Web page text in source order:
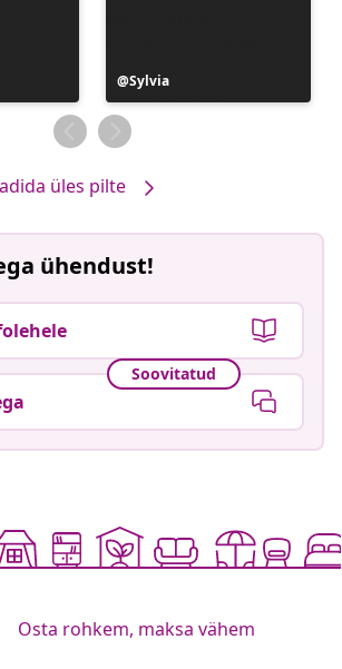
Postitus
avaldatud
Sylvia
üles pilte
ühendust!
Soovitatud
Osta rohkem, maksa vähem